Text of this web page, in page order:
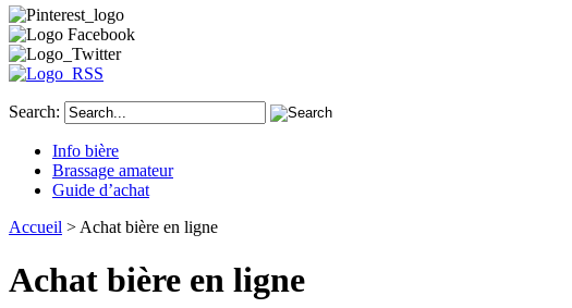
Search:
Info bière
Brassage amateur
Guide d’achat
Accueil > Achat bière en ligne
Achat bière en ligne